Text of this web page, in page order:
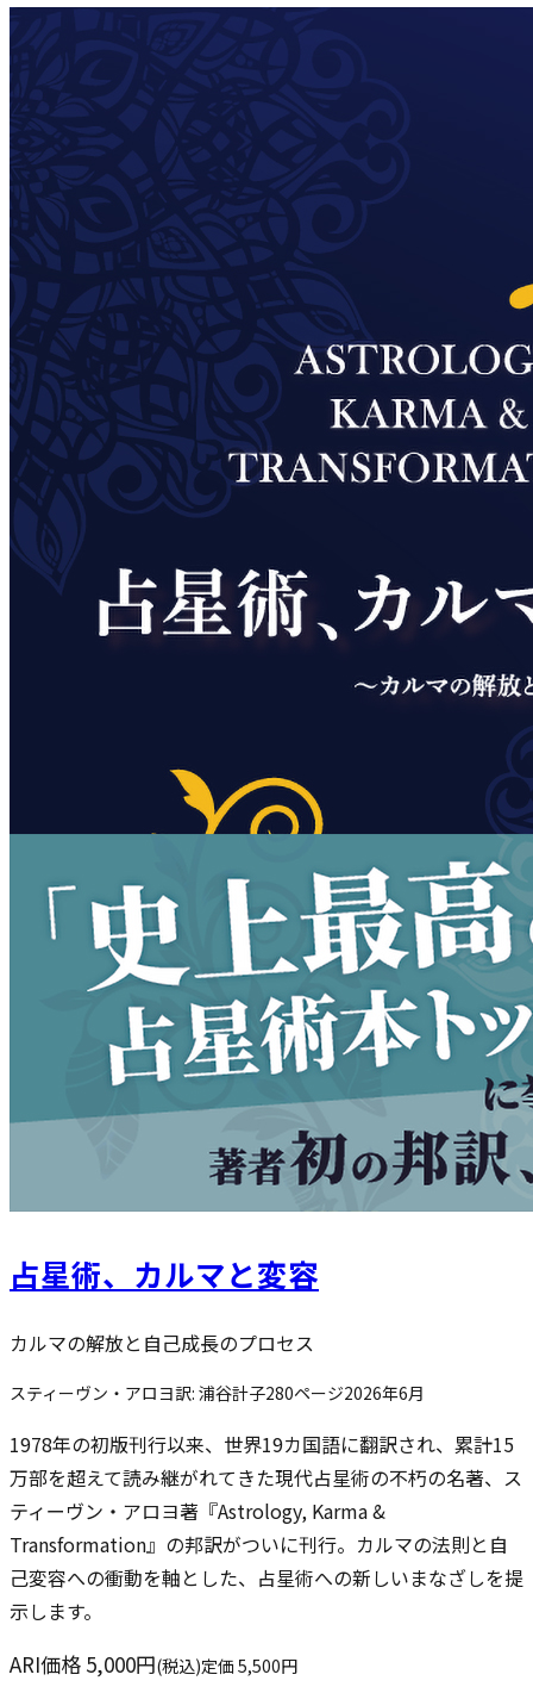
占星術、カルマと変容
カルマの解放と自己成長のプロセス
スティーヴン・アロヨ訳: 浦谷計子280ページ2026年6月
1978年の初版刊行以来、世界19カ国語に翻訳され、累計15
万部を超えて読み継がれてきた現代占星術の不朽の名著、ス
ティーヴン・アロヨ著『Astrology, Karma &
Transformation』の邦訳がついに刊行。カルマの法則と自
己変容への衝動を軸とした、占星術への新しいまなざしを提
示します。
ARI価格 5,000円(税込)定価 5,500円